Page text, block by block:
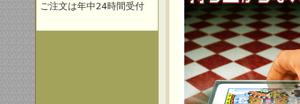
ご注文は年中24時間受付